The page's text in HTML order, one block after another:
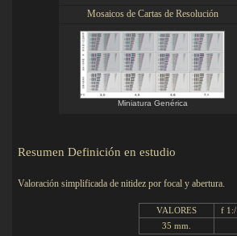
Mosaicos de Cartas de Resolución
Miniatura Genérica
Resumen Definición en estudio
Valoración simplificada de nitidez por focal y abertura.
VALORES f 1:/
35 mm.